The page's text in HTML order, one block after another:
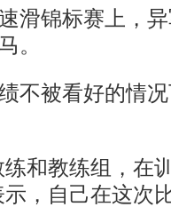
锦标赛上，异
。
被看好的情况
和教练组，在
示，自己在这次